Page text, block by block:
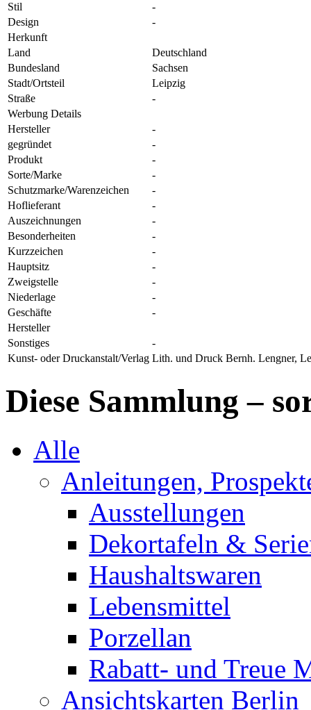
Stil
-
Design
-
Herkunft
Land
Deutschland
Bundesland
Sachsen
Stadt/Ortsteil
Leipzig
Straße
-
Werbung Details
Hersteller
-
gegründet
-
Produkt
-
Sorte/Marke
-
Schutzmarke/Warenzeichen
-
Hoflieferant
-
Auszeichnungen
-
Besonderheiten
-
Kurzzeichen
-
Hauptsitz
-
Zweigstelle
-
Niederlage
-
Geschäfte
-
Hersteller
Sonstiges
-
Kunst- oder Druckanstalt/Verlag Lith. und Druck Bernh. Lengner,
Diese Sammlung –
Alle
Anleitungen,
Ausstellungen
Dekortafeln &
Haushaltswaren
Lebensmittel
Porzellan
Rabatt- und Treue
Ansichtskarten Berlin